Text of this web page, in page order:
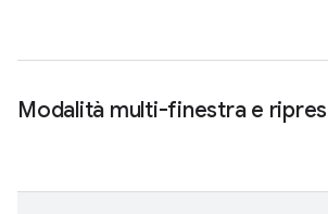
Modalità multi-finestra e